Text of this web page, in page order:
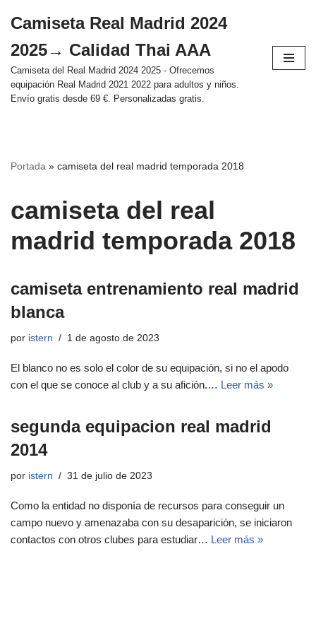
al
contenido
Camiseta Real Madrid 2024
2025→ Calidad Thai AAA
Camiseta del Real Madrid 2024 2025 - Ofrecemos
equipación Real Madrid 2021 2022 para adultos y niños.
Envío gratis desde 69 €. Personalizadas gratis.
Portada » camiseta del real madrid temporada 2018
camiseta del real
madrid temporada 2018
camiseta entrenamiento real madrid
blanca
por istern 1 de agosto de 2023
El blanco no es solo el color de su equipación, si no el apodo
con el que se conoce al club y a su afición.… Leer más »
segunda equipacion real madrid
2014
por istern 31 de julio de 2023
Como la entidad no disponía de recursos para conseguir un
campo nuevo y amenazaba con su desaparición, se iniciaron
contactos con otros clubes para estudiar… Leer más »